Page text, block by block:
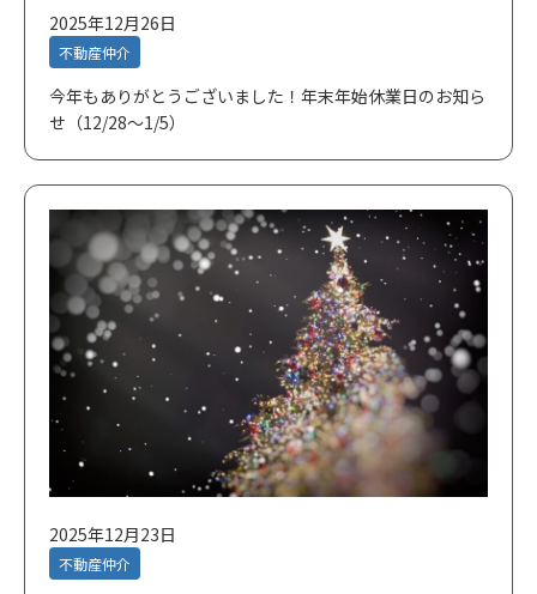
2025年12月26日
不動産仲介
今年もありがとうございました！年末年始休業日のお知ら
せ（12/28～1/5）
2025年12月23日
不動産仲介